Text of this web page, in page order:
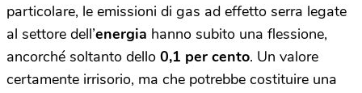
particolare, le emissioni di gas ad effetto serra legate
al settore dell’energia hanno subito una flessione,
ancorché soltanto dello 0,1 per cento. Un valore
certamente irrisorio, ma che potrebbe costituire una